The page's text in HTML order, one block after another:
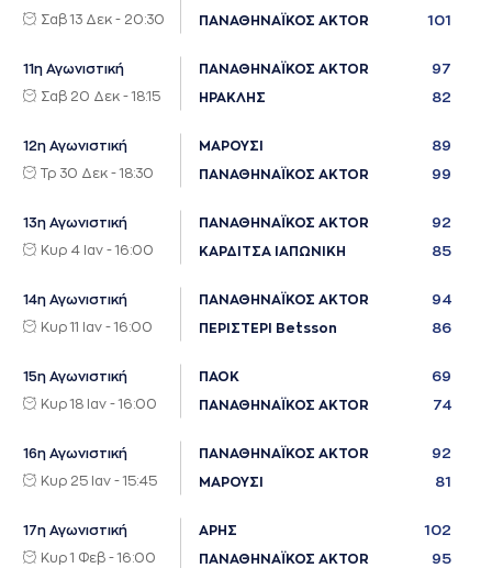
Σαβ 13 Δεκ - 20:30 ΠΑΝΑΘΗΝΑΪΚΟΣ AKTOR 101
11η Αγωνιστική
Σαβ 20 Δεκ - 18:15
ΠΑΝΑΘΗΝΑΪΚΟΣ AKTOR 97
ΗΡΑΚΛΗΣ 82
12η Αγωνιστική
Τρ 30 Δεκ - 18:30
ΜΑΡΟΥΣΙ 89
ΠΑΝΑΘΗΝΑΪΚΟΣ AKTOR 99
13η Αγωνιστική
Κυρ 4 Ιαν - 16:00
ΠΑΝΑΘΗΝΑΪΚΟΣ AKTOR 92
ΚΑΡΔΙΤΣΑ ΙΑΠΩΝΙΚΗ 85
14η Αγωνιστική
Κυρ 11 Ιαν - 16:00
ΠΑΝΑΘΗΝΑΪΚΟΣ AKTOR 94
ΠΕΡΙΣΤΕΡΙ Betsson 86
15η Αγωνιστική
Κυρ 18 Ιαν - 16:00
ΠΑΟΚ 69
ΠΑΝΑΘΗΝΑΪΚΟΣ AKTOR 74
16η Αγωνιστική
Κυρ 25 Ιαν - 15:45
ΠΑΝΑΘΗΝΑΪΚΟΣ AKTOR 92
ΜΑΡΟΥΣΙ 81
17η Αγωνιστική
Κυρ 1 Φεβ - 16:00
ΑΡΗΣ 102
ΠΑΝΑΘΗΝΑΪΚΟΣ AKTOR 95